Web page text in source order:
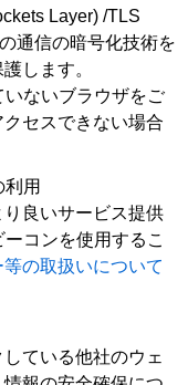
Layer) /TLS
通信の暗号化技術を
します。
ないブラウザをご
セスできない場合
用
良いサービス提供
コンを使用するこ
等の取扱いについて
ている他社のウェ